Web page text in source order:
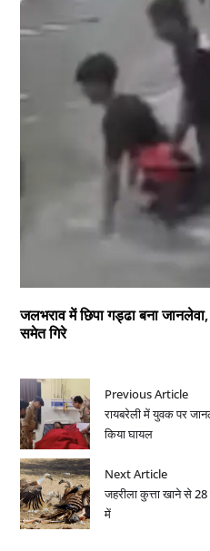
जलभराव में छिपा गड्ढा बना
समेत गिरे
Previous Article
रायबरेली में युवक पर
किया घायल
Next Article
जहरीला कुत्ता खाने से 28
में